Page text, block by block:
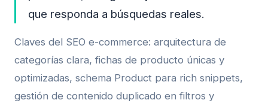
que responda a búsquedas reales.
Claves del SEO e-commerce: arquitectura de
categorías clara, fichas de producto únicas y
optimizadas, schema Product para rich snippets,
gestión de contenido duplicado en filtros y